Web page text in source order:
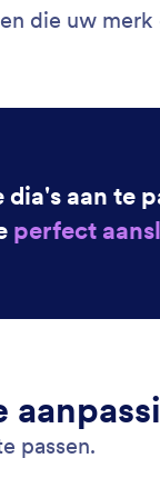
die uw
dia's aan te
perfect
passen.